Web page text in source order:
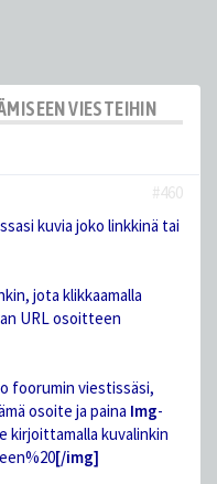
VIESTEIHIN
#460
kuvia joko linkkinä tai
jota klikkaamalla
URL osoitteen
foorumin viestissäsi,
osoite ja paina Img-
kirjoittamalla kuvalinkin
[/img]